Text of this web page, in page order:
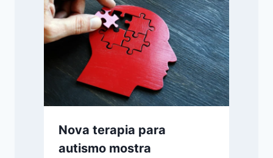
Nova terapia para
autismo mostra